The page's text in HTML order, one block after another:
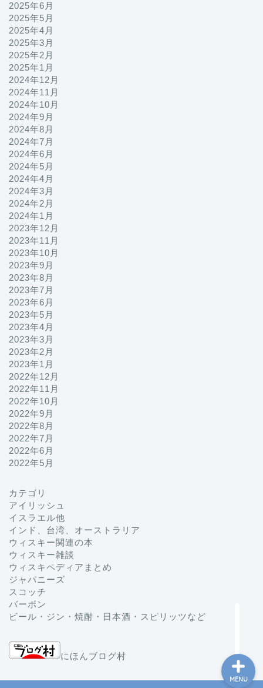
2025年6月
2025年5月
2025年4月
2025年3月
2025年2月
2025年1月
2024年12月
2024年11月
2024年10月
2024年9月
2024年8月
2024年7月
2024年6月
2024年5月
2024年4月
2024年3月
2024年2月
2024年1月
2023年12月
2023年11月
2023年10月
2023年9月
2023年8月
2023年7月
2023年6月
2023年5月
2023年4月
2023年3月
2023年2月
2023年1月
2022年12月
2022年11月
2022年10月
2022年9月
2022年8月
2022年7月
2022年6月
2022年5月
カテゴリ
アイリッシュ
イスラエル他
インド、台湾、オーストラリア
ウィスキー関連の本
ウィスキー雑談
ウィスキペディアまとめ
ジャパニーズ
スコッチ
バーボン
ビール・ジン・焼酎・日本酒・スピリッツなど
にほんブログ村
MENU